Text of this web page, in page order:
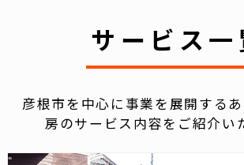
サービス一
彦根市を中心に事業を展開する
房のサービス内容をご紹介い